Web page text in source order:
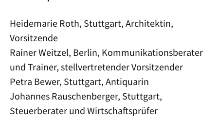
Heidemarie Roth, Stuttgart, Architektin,
Vorsitzende
Rainer Weitzel, Berlin, Kommunikationsberater
und Trainer, stellvertretender Vorsitzender
Petra Bewer, Stuttgart, Antiquarin
Johannes Rauschenberger, Stuttgart,
Steuerberater und Wirtschaftsprüfer